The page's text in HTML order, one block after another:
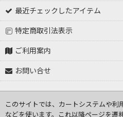
最近チェックしたアイテム
特定商取引法表示
ご利用案内
お問い合せ
Copyright (C) 2001～2026
このサイトでは、カートシステムや
などを使います。これ以降ページを